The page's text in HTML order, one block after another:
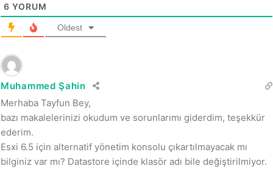
6 YORUM
Oldest
Muhammed Şahin
Merhaba Tayfun Bey,
bazı makalelerinizi okudum ve sorunlarımı giderdim, teşekkür
ederim.
Esxi 6.5 için alternatif yönetim konsolu çıkartılmayacak mı
bilginiz var mı? Datastore içinde klasör adı bile değiştirilmiyor.